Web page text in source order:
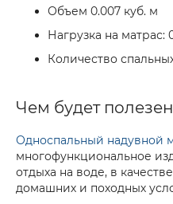
Объем 0.007 куб. м
Нагрузка на матрас:
Количество
Чем будет
Односпальный надувной
многофункциональное
отдыха на воде, в
домашних и походных